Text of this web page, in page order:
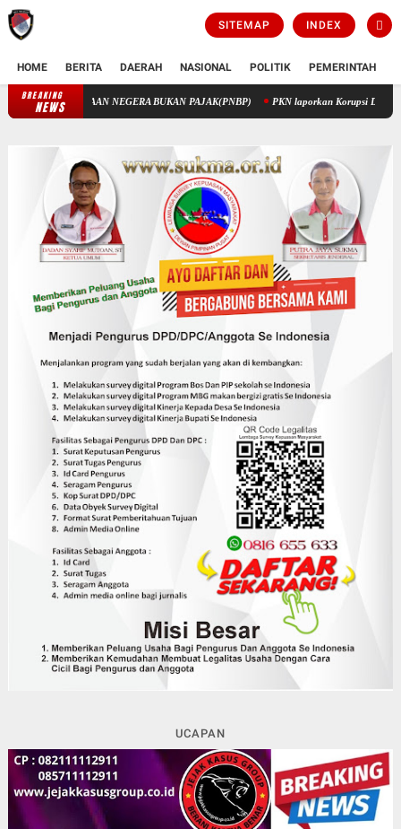
SITEMAP INDEX
HOME BERITA DAERAH NASIONAL POLITIK PEMERINTAH
BREAKING
NEWS PENGELOLAAN KEUANGAN STIK MELALUI PENERIMAAN NEGERA
UCAPAN